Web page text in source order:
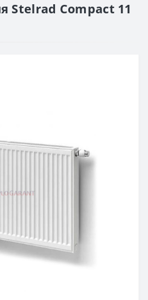
Stelrad Compact 11